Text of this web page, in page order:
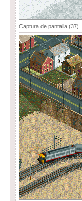
Captura de pantalla